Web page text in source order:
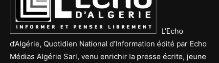
L’Echo
d’Algérie, Quotidien National d’Information édité par Echo
Médias Algérie Sarl, venu enrichir la presse écrite, jeune